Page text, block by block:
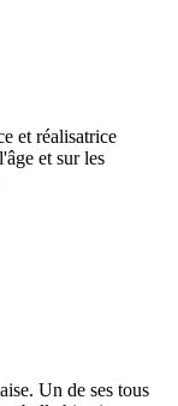
et réalisatrice
et sur les
Un de ses tous